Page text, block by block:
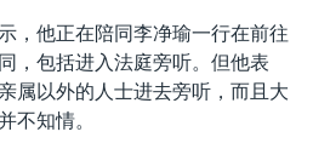
，他正在陪同李净瑜一行在前往
，包括进入法庭旁听。但他表
属以外的人士进去旁听，而且大
不知情。